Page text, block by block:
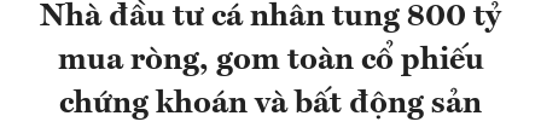
Nhà đầu tư cá nhân tung 800 tỷ
mua ròng, gom toàn cổ phiếu
chứng khoán và bất động sản